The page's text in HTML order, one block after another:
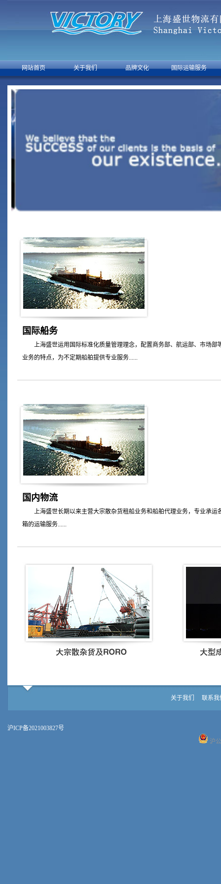
网站首页 关于我们 品牌文化 国际运输服务
国际船务
上海盛世运用国际标准化质量管理理念，配置商务部、航运部、市场部
业务的特点，为不定期船舶提供专业服务......
国内物流
上海盛世长期以来主营大宗散杂货租船业务和船舶代理业务，专业承运
箱的运输服务......
关于我们 联系我
沪ICP备2021003827号
沪